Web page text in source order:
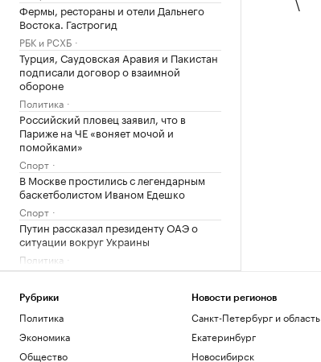
Фермы, рестораны и отели Дальнего
Востока. Гастрогид
РБК и РСХБ
Турция, Саудовская Аравия и Пакистан
подписали договор о взаимной
обороне
Политика
Российский пловец заявил, что в
Париже на ЧЕ «воняет мочой и
помойками»
Спорт
В Москве простились с легендарным
баскетболистом Иваном Едешко
Спорт
Путин рассказал президенту ОАЭ о
ситуации вокруг Украины
Политика
Politico сообщило об обсуждении
Мерца
Политика
В Ростове перенесли стройку
альтернативного северного маршрута
Рубрики
Политика
Экономика
Общество
Новости регионов
Санкт-Петербург и область
Екатеринбург
Новосибирск